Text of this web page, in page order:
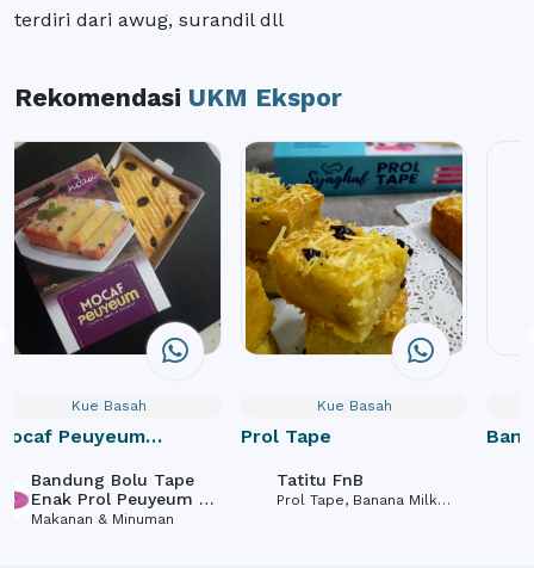
terdiri dari awug, surandil dll
Rekomendasi UKM Ekspor
Kue Basah
Peuyeum
Bandung Bolu Tape
Enak Prol Peuyeum -
Ndaqies
Makanan & Minuman
Kue Basah
Prol Tape
Tatitu FnB
Prol Tape, Banana Milk